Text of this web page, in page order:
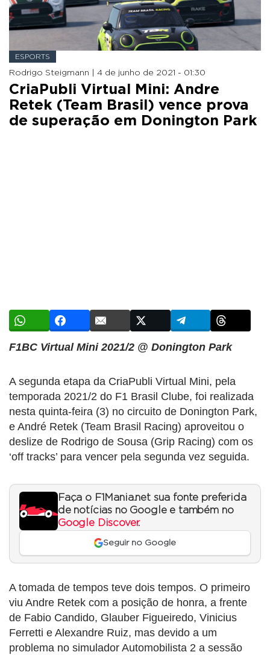
ESPORTS
Rodrigo Steigmann | 4 de junho de 2021 - 01:30
CriaPubli Virtual Mini: Andre
Retek (Team Brasil) vence prova
de superação em Donington Park
F1BC Virtual Mini 2021/2 @ Donington Park
A segunda etapa da CriaPubli Virtual Mini, pela
temporada 2021/2 do F1 Brasil Clube, foi realizada
nesta quinta-feira (3) no circuito de Donington Park,
e André Retek (Team Brasil Racing) aproveitou o
deslize de Rodrigo de Sousa (Grip Racing) com os
‘off tracks’ para vencer pela segunda vez seguida.
Faça o F1Mania.net sua fonte preferida
de notícias no Google e também no
Google Discover.
Seguir no Google
A tomada de tempos teve dois tempos. O primeiro
viu Andre Retek com a posição de honra, a frente
de Fabio Candido, Glauber Figueiredo, Vinicius
Ferretti e Alexandre Ruiz, mas devido a um
problema no simulador Automobilista 2 a sessão